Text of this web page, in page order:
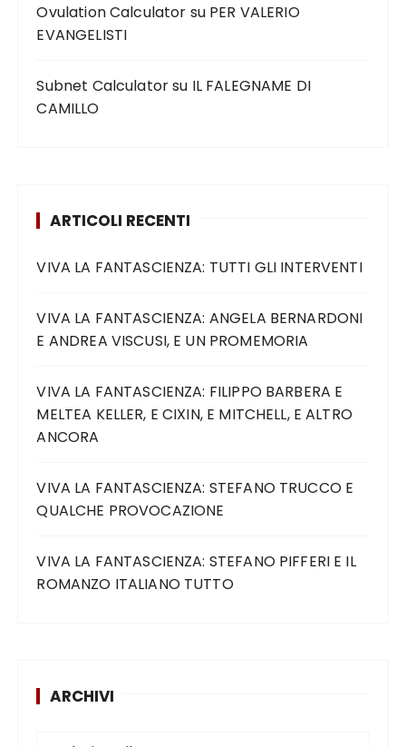
Ovulation Calculator su PER VALERIO
EVANGELISTI
Subnet Calculatorsu IL FALEGNAME DI
CAMILLO
ARTICOLI RECENTI
VIVA LA FANTASCIENZA: TUTTI GLI INTERVENTI
VIVA LA FANTASCIENZA: ANGELA BERNARDONI
E ANDREA VISCUSI, E UN PROMEMORIA
VIVA LA FANTASCIENZA: FILIPPO BARBERA E
MELTEA KELLER, E CIXIN, E MITCHELL, E ALTRO
ANCORA
VIVA LA FANTASCIENZA: STEFANO TRUCCO E
QUALCHE PROVOCAZIONE
VIVA LA FANTASCIENZA: STEFANO PIFFERI E IL
ROMANZO ITALIANO TUTTO
ARCHIVI